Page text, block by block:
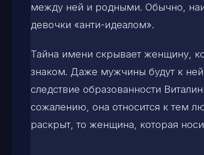
между ней и родными. Обычно,
девочки «анти-идеалом».
Тайна имени скрывает женщину,
знаком. Даже мужчины будут к
следствие образованности
сожалению, она относится к тем
раскрыт, то женщина, которая